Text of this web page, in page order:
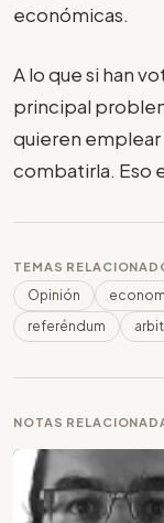
económicas.
A lo que si han
principal
quieren emplear
combatirla. Eso
TEMAS
Opinión
referéndum
NOTAS